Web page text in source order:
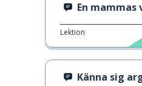
En mammas
Lektion
Känna sig